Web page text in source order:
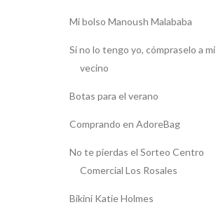
Mi bolso Manoush Malababa
Si no lo tengo yo, cómpraselo a mi
vecino
Botas para el verano
Comprando en AdoreBag
No te pierdas el Sorteo Centro
Comercial Los Rosales
Bikini Katie Holmes